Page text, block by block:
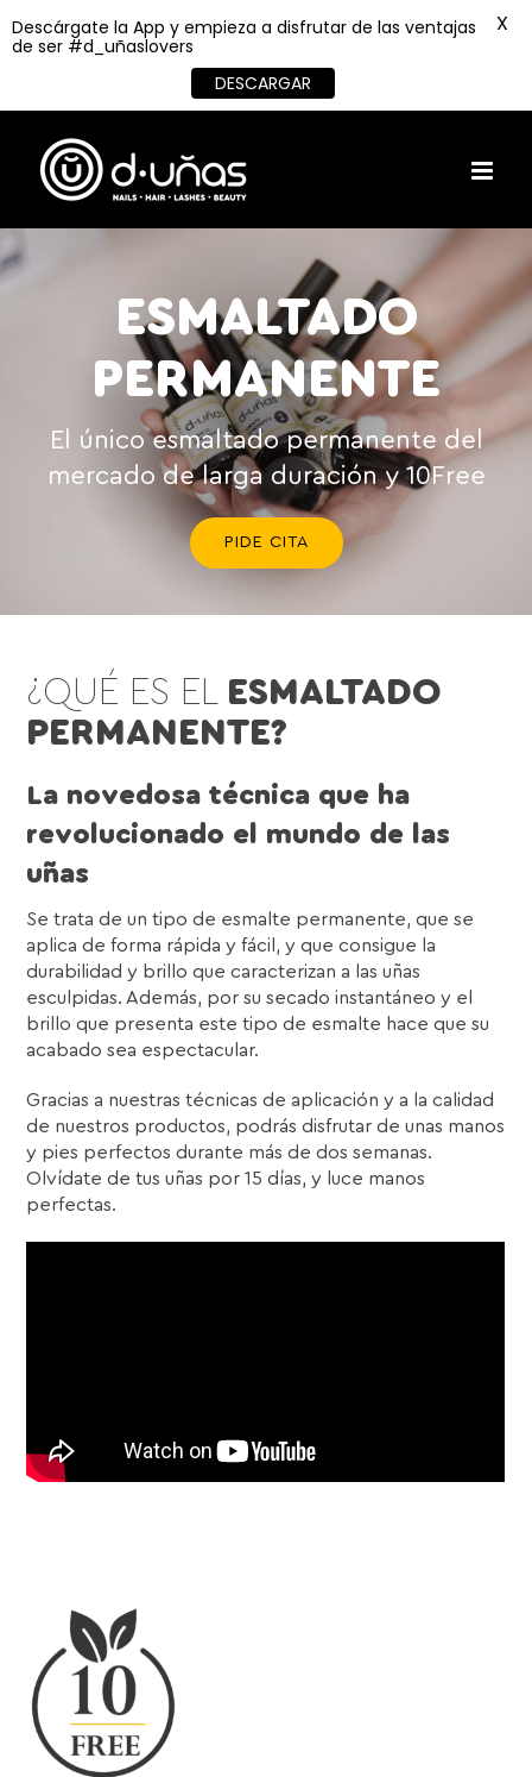
content
ESMALTADO
PERMANENTE
El único esmaltado permanente del
mercado de larga duración y 10Free
PIDE CITA
¿QUÉ ES EL ESMALTADO
PERMANENTE?
La novedosa técnica que ha
revolucionado el mundo de las
uñas
Se trata de un tipo de esmalte permanente, que se
aplica de forma rápida y fácil, y que consigue la
durabilidad y brillo que caracterizan a las uñas
esculpidas. Además, por su secado instantáneo y el
brillo que presenta este tipo de esmalte hace que su
acabado sea espectacular.
Gracias a nuestras técnicas de aplicación y a la calidad
de nuestros productos, podrás disfrutar de unas manos
y pies perfectos durante más de dos semanas.
Olvídate de tus uñas por 15 días, y luce manos
perfectas.
Descárgate la App y empieza a disfrutar de las ventajas
de ser #d_uñaslovers
DESCARGAR
X